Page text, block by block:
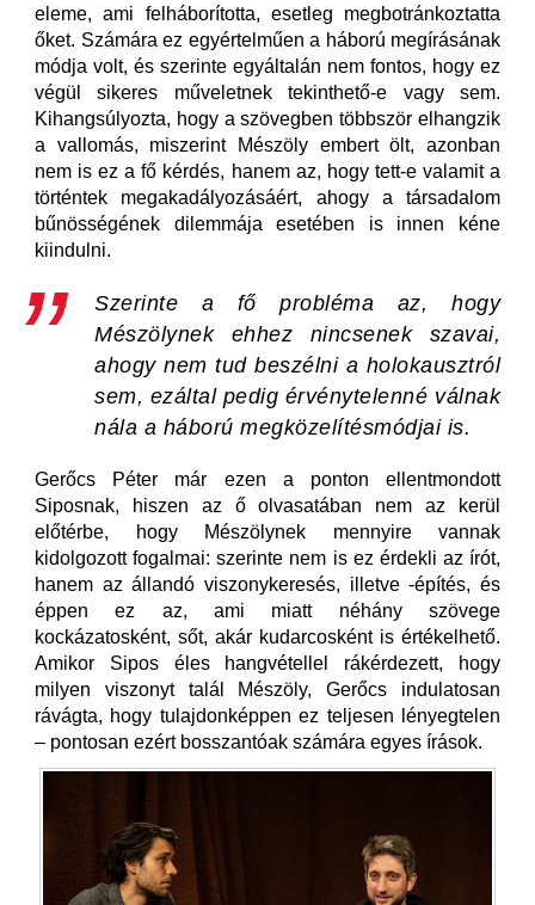
eleme, ami felháborította, esetleg megbotránkoztatta
őket. Számára ez egyértelműen a háború megírásának
módja volt, és szerinte egyáltalán nem fontos, hogy ez
végül sikeres műveletnek tekinthető-e vagy sem.
Kihangsúlyozta, hogy a szövegben többször elhangzik
a vallomás, miszerint Mészöly embert ölt, azonban
nem is ez a fő kérdés, hanem az, hogy tett-e valamit a
történtek megakadályozásáért, ahogy a társadalom
bűnösségének dilemmája esetében is innen kéne
kiindulni.
Szerinte a fő probléma az, hogy
Mészölynek ehhez nincsenek szavai,
ahogy nem tud beszélni a holokausztról
sem, ezáltal pedig érvénytelenné válnak
nála a háború megközelítésmódjai is.
Gerőcs Péter már ezen a ponton ellentmondott
Siposnak, hiszen az ő olvasatában nem az kerül
előtérbe, hogy Mészölynek mennyire vannak
kidolgozott fogalmai: szerinte nem is ez érdekli az írót,
hanem az állandó viszonykeresés, illetve -építés, és
éppen ez az, ami miatt néhány szövege
kockázatosként, sőt, akár kudarcosként is értékelhető.
Amikor Sipos éles hangvétellel rákérdezett, hogy
milyen viszonyt talál Mészöly, Gerőcs indulatosan
rávágta, hogy tulajdonképpen ez teljesen lényegtelen
– pontosan ezért bosszantóak számára egyes írások.